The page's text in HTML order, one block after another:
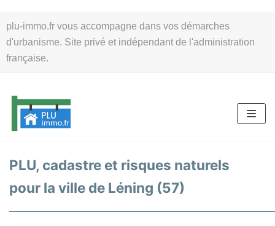
plu-immo.fr vous accompagne dans vos démarches
d'urbanisme. Site privé et indépendant de l'administration
française.
au
contenu
PLU, cadastre et risques naturels
pour la ville de Léning (57)